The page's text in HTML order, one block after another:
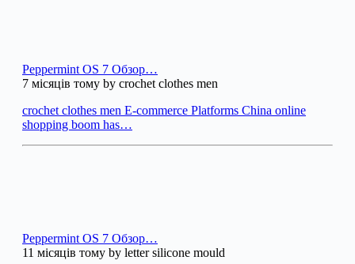
Peppermint OS 7 Обзор…
7 місяців тому by crochet clothes men
crochet clothes men E-commerce Platforms China online
shopping boom has…
Peppermint OS 7 Обзор…
11 місяців тому by letter silicone mould